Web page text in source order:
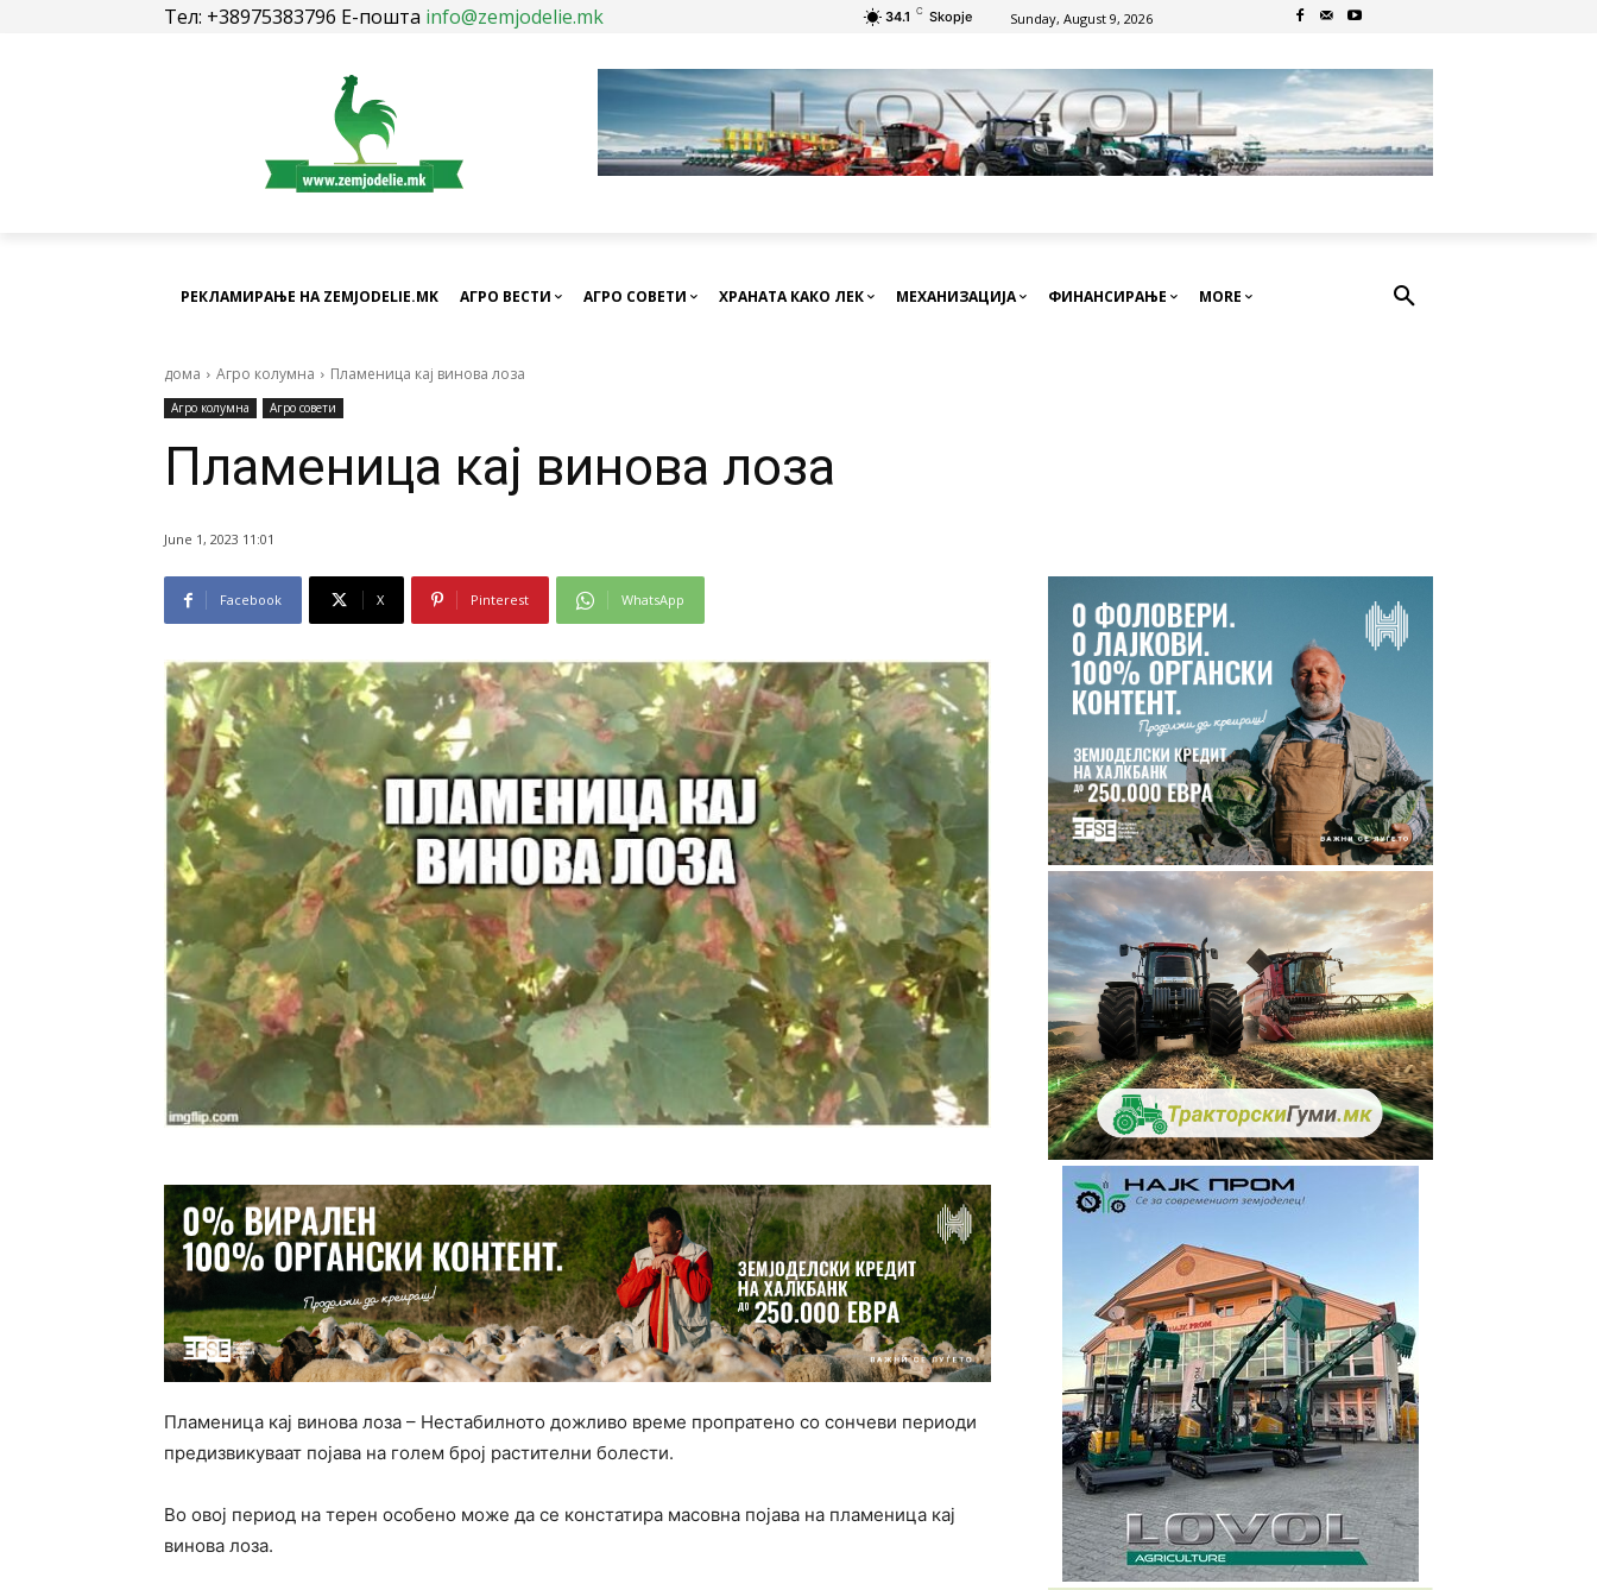
Тел: +38975383796 Е-пошта info@zemjodelie.mk 34.1 C Skopje Sunday, August 9, 2026
РЕКЛАМИРАЊЕ НА ZEMJODELIE.MK АГРО ВЕСТИ АГРО СОВЕТИ ХРАНАТА КАКО ЛЕК МЕХАНИЗАЦИЈА ФИНАНСИРАЊЕ MORE
дома Агро колумна Пламеница кај винова лоза
Агро колумна Агро совети
Пламеница кај винова лоза
June 1, 2023 11:01
Facebook X Pinterest WhatsApp
Пламеница кај винова лоза – Нестабилното дожливо време пропратено со сончеви периоди
предизвикуваат појава на голем број растителни болести.
Во овој период на терен особено може да се констатира масовна појава на пламеница кај
винова лоза.